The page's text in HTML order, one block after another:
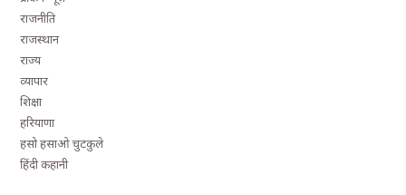
राजनीति
राजस्थान
राज्य
व्यापार
शिक्षा
हरियाणा
हसो हसाओ चुटकुले
हिंदी कहानी